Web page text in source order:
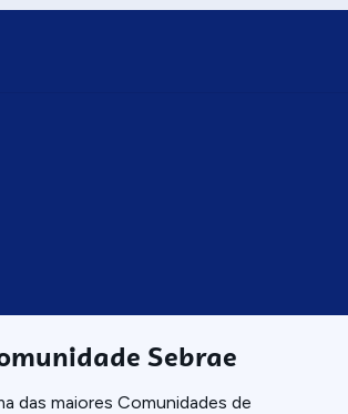
Sebrae
das maiores Comunidades de